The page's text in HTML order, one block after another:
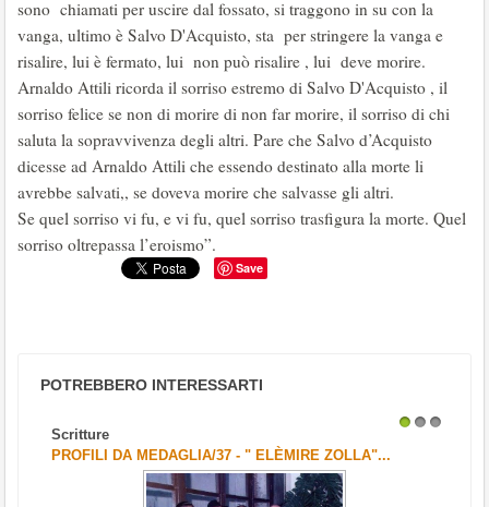
sono chiamati per uscire dal fossato, si traggono in su con la
vanga, ultimo è Salvo D'Acquisto, sta per stringere la vanga e
risalire, lui è fermato, lui non può risalire , lui deve morire.
Arnaldo Attili ricorda il sorriso estremo di Salvo D'Acquisto , il
sorriso felice se non di morire di non far morire, il sorriso di chi
saluta la sopravvivenza degli altri. Pare che Salvo d’Acquisto
dicesse ad Arnaldo Attili che essendo destinato alla morte li
avrebbe salvati,, se doveva morire che salvasse gli altri.
Se quel sorriso vi fu, e vi fu, quel sorriso trasfigura la morte. Quel
sorriso oltrepassa l’eroismo”.
Save
POTREBBERO INTERESSARTI
Scritture
PROFILI DA MEDAGLIA/37 - " ELÈMIRE ZOLLA"...